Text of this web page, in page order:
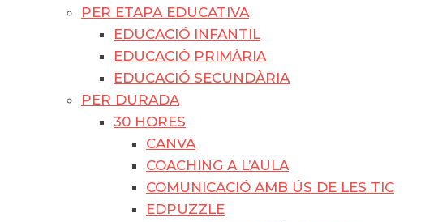
PER ETAPA EDUCATIVA
EDUCACIÓ INFANTIL
EDUCACIÓ PRIMÀRIA
EDUCACIÓ SECUNDÀRIA
PER DURADA
30 HORES
CANVA
COACHING A L’AULA
COMUNICACIÓ AMB ÚS DE LES TIC
EDPUZZLE